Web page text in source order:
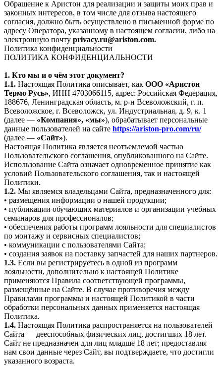
Обращение к Аристон для реализации и защиты моих прав и
законных интересов, в том числе для отзыва настоящего
согласия, должно быть осуществлено в письменной форме по
адресу Оператора, указанному в настоящем согласии, либо на
электронную почту privacy.ru@ariston.com.
Политика конфиденциальности
ПОЛИТИКА КОНФИДЕНЦИАЛЬНОСТИ
1. Кто мы и о чём этот документ?
1.1. Настоящая Политика описывает, как ООО «Аристон
Термо Русь», ИНН 4703066115, адрес: Российская Федерация,
188676, Ленинградская область, м. р-н Всеволожский, г. п.
Всеволожское, г. Всеволожск, ул. Индустриальная, д. 9, к. 1
(далее — «Компания», «мы»), обрабатывает персональные
данные пользователей на сайте https://ariston-pro.com/ru/
(далее — «Сайт»).
Настоящая Политика является неотъемлемой частью
Пользовательского соглашения, опубликованного на Сайте.
Использование Сайта означает одновременное принятие как
условий Пользовательского соглашения, так и настоящей
Политики.
1.2. Мы являемся владельцами Сайта, предназначенного для:
• размещения информации о нашей продукции;
• публикации обучающих материалов и организации учебных
семинаров для профессионалов;
• обеспечения работы программ лояльности для специалистов
по монтажу и сервисных специалистов;
• коммуникации с пользователями Сайта;
• создания заявок на поставку запчастей для наших партнеров.
1.3. Если вы регистрируетесь в одной из программ
лояльности, дополнительно к настоящей Политике
применяются Правила соответствующей программы,
размещённые на Сайте. В случае противоречия между
Правилами программы и настоящей Политикой в части
обработки персональных данных применяется настоящая
Политика.
1.4. Настоящая Политика распространяется на пользователей
Сайта — дееспособных физических лиц, достигших 18 лет.
Сайт не предназначен для лиц младше 18 лет; предоставляя
нам свои данные через Сайт, вы подтверждаете, что достигли
указанного возраста.